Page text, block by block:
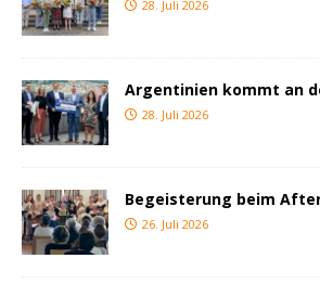
28. Juli 2026
Argentinien kommt an
28. Juli 2026
Begeisterung beim
26. Juli 2026